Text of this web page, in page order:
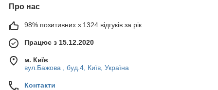
Про нас
98% позитивних з 1324 відгуків за рік
Працює з 15.12.2020
м. Київ
вул.Бажова , буд.4, Київ, Україна
Контакти